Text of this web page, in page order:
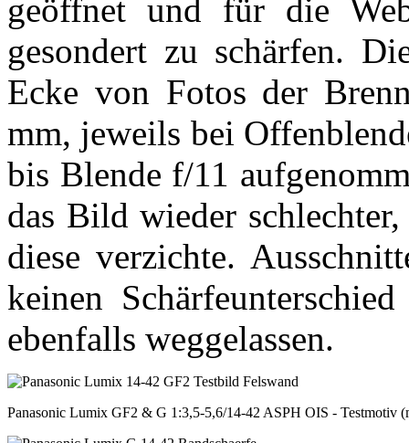
geöffnet und für die
gesondert zu schärfen.
Ecke von Fotos der
mm, jeweils bei
bis Blende f/11
das Bild wieder
diese verzichte.
keinen
ebenfalls weggelassen.
Panasonic Lumix GF2 & G 1:3,5-5,6/14-42 ASPH OIS - Testmotiv